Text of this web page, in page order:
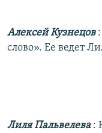
ПОДПИШИТЕСЬ НА
Алексей Кузнецов
слово». Ее ведет
Лиля Пальвелева :